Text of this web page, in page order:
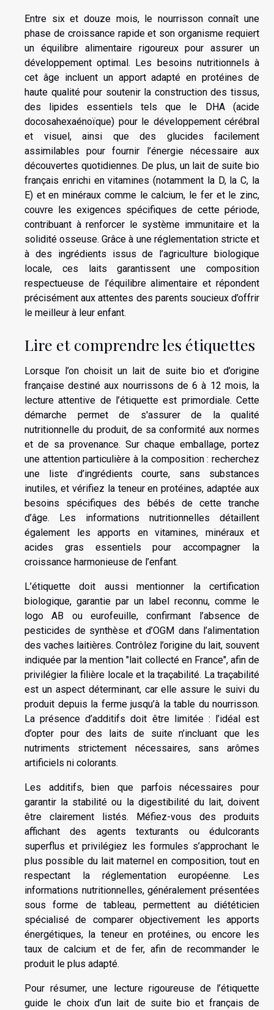
Entre six et douze mois, le nourrisson connaît une
phase de croissance rapide et son organisme requiert
un équilibre alimentaire rigoureux pour assurer un
développement optimal. Les besoins nutritionnels à
cet âge incluent un apport adapté en protéines de
haute qualité pour soutenir la construction des tissus,
des lipides essentiels tels que le DHA (acide
docosahexaénoïque) pour le développement cérébral
et visuel, ainsi que des glucides facilement
assimilables pour fournir l’énergie nécessaire aux
découvertes quotidiennes. De plus, un lait de suite bio
français enrichi en vitamines (notamment la D, la C, la
E) et en minéraux comme le calcium, le fer et le zinc,
couvre les exigences spécifiques de cette période,
contribuant à renforcer le système immunitaire et la
solidité osseuse. Grâce à une réglementation stricte et
à des ingrédients issus de l’agriculture biologique
locale, ces laits garantissent une composition
respectueuse de l’équilibre alimentaire et répondent
précisément aux attentes des parents soucieux d’offrir
le meilleur à leur enfant.
Lire et comprendre les étiquettes
Lorsque l’on choisit un lait de suite bio et d’origine
française destiné aux nourrissons de 6 à 12 mois, la
lecture attentive de l’étiquette est primordiale. Cette
démarche permet de s'assurer de la qualité
nutritionnelle du produit, de sa conformité aux normes
et de sa provenance. Sur chaque emballage, portez
une attention particulière à la composition : recherchez
une liste d’ingrédients courte, sans substances
inutiles, et vérifiez la teneur en protéines, adaptée aux
besoins spécifiques des bébés de cette tranche
d’âge. Les informations nutritionnelles détaillent
également les apports en vitamines, minéraux et
acides gras essentiels pour accompagner la
croissance harmonieuse de l’enfant.
L’étiquette doit aussi mentionner la certification
biologique, garantie par un label reconnu, comme le
logo AB ou eurofeuille, confirmant l’absence de
pesticides de synthèse et d’OGM dans l’alimentation
des vaches laitières. Contrôlez l’origine du lait, souvent
indiquée par la mention "lait collecté en France", afin de
privilégier la filière locale et la traçabilité. La traçabilité
est un aspect déterminant, car elle assure le suivi du
produit depuis la ferme jusqu’à la table du nourrisson.
La présence d’additifs doit être limitée : l’idéal est
d’opter pour des laits de suite n’incluant que les
nutriments strictement nécessaires, sans arômes
artificiels ni colorants.
Les additifs, bien que parfois nécessaires pour
garantir la stabilité ou la digestibilité du lait, doivent
être clairement listés. Méfiez-vous des produits
affichant des agents texturants ou édulcorants
superflus et privilégiez les formules s’approchant le
plus possible du lait maternel en composition, tout en
respectant la réglementation européenne. Les
informations nutritionnelles, généralement présentées
sous forme de tableau, permettent au diététicien
spécialisé de comparer objectivement les apports
énergétiques, la teneur en protéines, ou encore les
taux de calcium et de fer, afin de recommander le
produit le plus adapté.
Pour résumer, une lecture rigoureuse de l’étiquette
guide le choix d’un lait de suite bio et français de